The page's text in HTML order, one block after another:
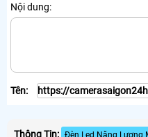
Nội dung:
Tên:
Thông Tin: Đèn Led Năng Lượng